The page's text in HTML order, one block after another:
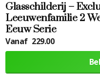
Glasschilderij –
Leeuwenfamilie 2
Eeuw Serie
Vanaf 229.00